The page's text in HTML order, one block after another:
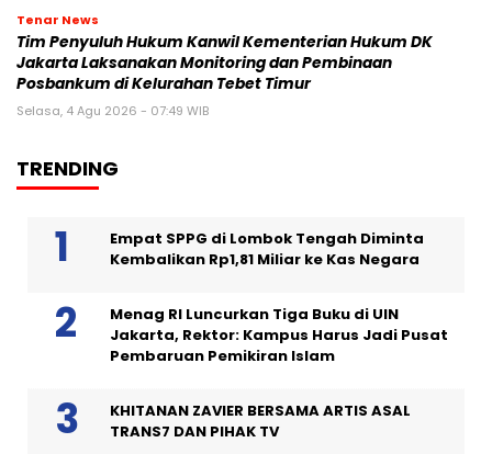
Tenar News
Tim Penyuluh Hukum Kanwil Kementerian Hukum DK
Jakarta Laksanakan Monitoring dan Pembinaan
Posbankum di Kelurahan Tebet Timur
Selasa, 4 Agu 2026 - 07:49 WIB
TRENDING
Empat SPPG di Lombok Tengah Diminta
Kembalikan Rp1,81 Miliar ke Kas Negara
Menag RI Luncurkan Tiga Buku di UIN
Jakarta, Rektor: Kampus Harus Jadi Pusat
Pembaruan Pemikiran Islam
KHITANAN ZAVIER BERSAMA ARTIS ASAL
TRANS7 DAN PIHAK TV